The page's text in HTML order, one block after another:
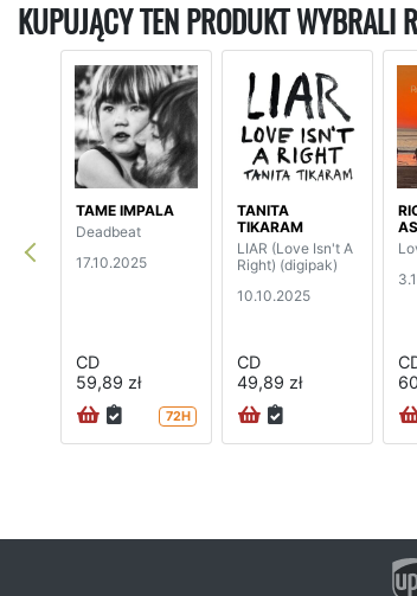
KUPUJĄCY TEN PRODUKT WYBRALI
TAME IMPALA
Deadbeat
17.10.2025
CD
59,89 zł
72H
TANITA
TIKARAM
LIAR (Love Isn't A
Right) (digipak)
10.10.2025
CD
49,89 zł